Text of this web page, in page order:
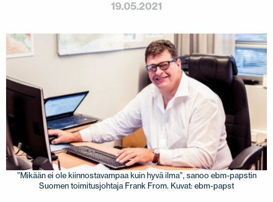
AJANKOHTAISTA
VASTUULLISUUS
YRITYS
JÄLLEENMYYJÄT OTA YHTEYTTÄ
EN FI USA PL SV SV-FI LT LV ET UK RU
19.05.2021
”Mikään ei ole kiinnostavampaa kuin hyvä ilma”, sanoo ebm-papstin
Suomen toimitusjohtaja Frank From. Kuvat: ebm-papst